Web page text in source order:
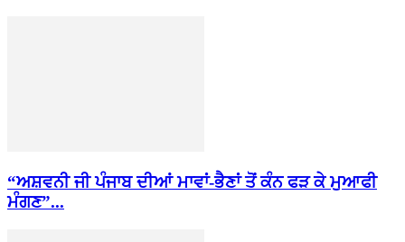
“ਅਸ਼ਵਨੀ ਜੀ ਪੰਜਾਬ ਦੀਆਂ ਮਾਵਾਂ-ਭੈਣਾਂ ਤੋਂ ਕੰਨ ਫੜ ਕੇ ਮੁਆਫੀ
ਮੰਗਣ”...